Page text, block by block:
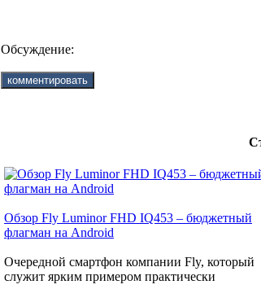
Обсуждение:
Обзор Fly Luminor FHD IQ453 – бюджетный
флагман на Android
Очередной смартфон компании Fly, который
служит ярким примером практически